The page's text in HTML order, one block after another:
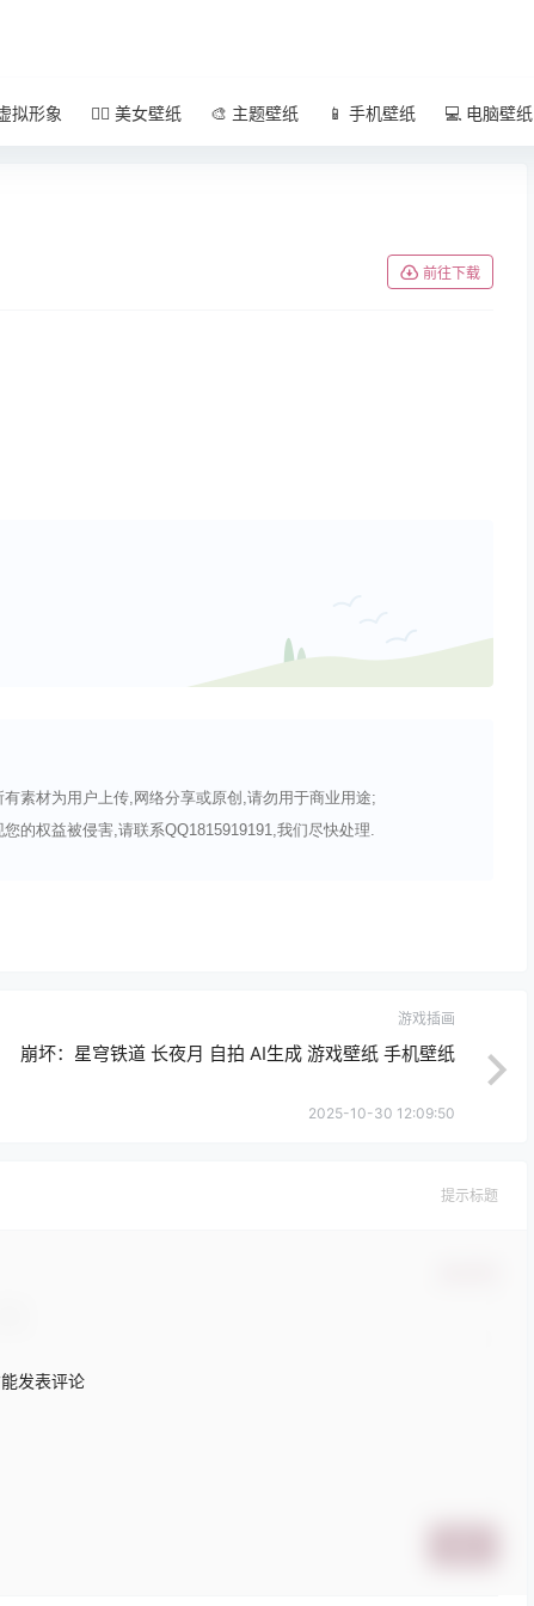
拟形象 🧜‍♀️ 美女壁纸 🎨 主题壁纸 📱 手机壁纸 💻 电脑壁纸
前往下载
有素材为用户上传,网络分享或原创,请勿用于商业用途;
您的权益被侵害,请联系QQ1815919191,我们尽快处理.
游戏插画
崩坏：星穹铁道 长夜月 自拍 AI生成 游戏壁纸 手机壁纸
2025-10-30 12:09:50
提示标题
发表评论